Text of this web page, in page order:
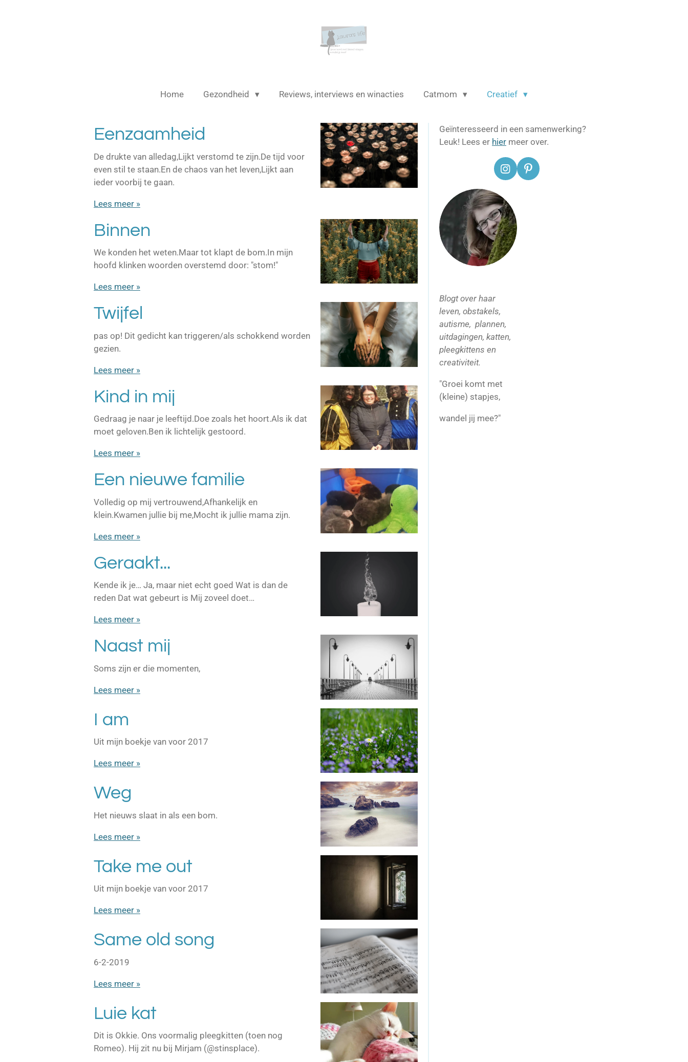
Home Gezondheid Reviews, interviews en winacties Catmom Creatief
Eenzaamheid
De drukte van alledag,Lijkt verstomd te zijn.De tijd voor
even stil te staan.En de chaos van het leven,Lijkt aan
ieder voorbij te gaan.
Lees meer »
Binnen
We konden het weten.Maar tot klapt de bom.In mijn
hoofd klinken woorden overstemd door: "stom!"
Lees meer »
Twijfel
pas op! Dit gedicht kan triggeren/als schokkend worden
gezien.
Lees meer »
Kind in mij
Gedraag je naar je leeftijd.Doe zoals het hoort.Als ik dat
moet geloven.Ben ik lichtelijk gestoord.
Lees meer »
Een nieuwe familie
Volledig op mij vertrouwend,Afhankelijk en
klein.Kwamen jullie bij me,Mocht ik jullie mama zijn.
Lees meer »
Geraakt...
Kende ik je… Ja, maar niet echt goed Wat is dan de
reden Dat wat gebeurt is Mij zoveel doet…
Lees meer »
Naast mij
Soms zijn er die momenten,
Lees meer »
I am
Uit mijn boekje van voor 2017
Lees meer »
Weg
Het nieuws slaat in als een bom.
Lees meer »
Take me out
Uit mijn boekje van voor 2017
Lees meer »
Same old song
6-2-2019
Lees meer »
Luie kat
Dit is Okkie. Ons voormalig pleegkitten (toen nog
Romeo). Hij zit nu bij Mirjam (@stinsplace).
Geïnteresseerd in een samenwerking?
Leuk! Lees er hier meer over.
I
n
t
a
g
r
a
m
P
i
Blogt over haar
leven, obstakels,
autisme, plannen,
uitdagingen, katten,
pleegkittens en
creativiteit.
"Groei komt met
(kleine) stapjes,
wandel jij mee?"